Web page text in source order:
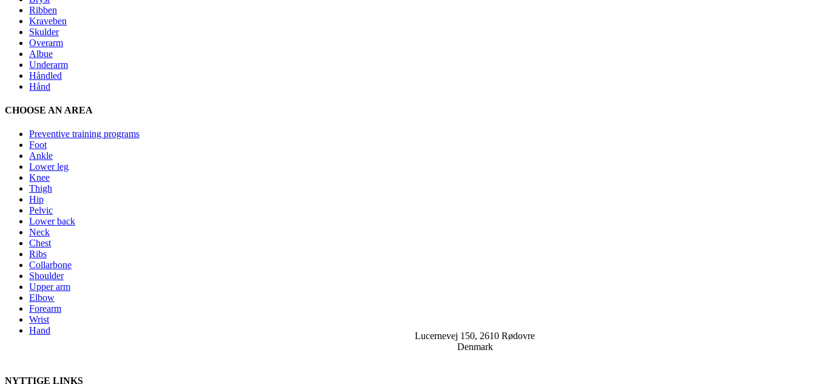
Ribben
Kraveben
Skulder
Overarm
Albue
Underarm
Håndled
Hånd
CHOOSE AN AREA
Preventive training programs
Foot
Ankle
Lower leg
Knee
Thigh
Hip
Pelvic
Lower back
Neck
Chest
Ribs
Collarbone
Shoulder
Upper arm
Elbow
Forearm
Wrist
Hand
Lucernevej 150, 2610 Rødovre
Denmark
NYTTIGE LINKS